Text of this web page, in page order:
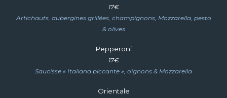
17€
Artichauts, aubergines grillées, champignons, Mozzarella, pesto
& olives
Pepperoni
17€
Saucisse « Italiana piccante », oignons & Mozzarella
Orientale